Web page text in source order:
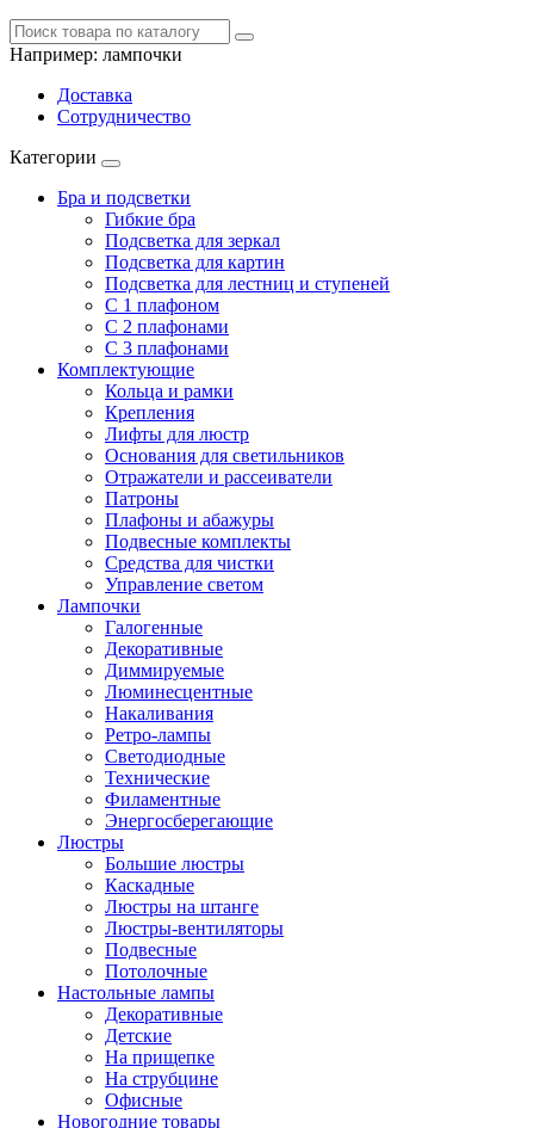
Например: лампочки
Доставка
Сотрудничество
Категории
Бра и подсветки
Гибкие бра
Подсветка для зеркал
Подсветка для картин
Подсветка для лестниц и ступеней
С 1 плафоном
С 2 плафонами
С 3 плафонами
Комплектующие
Кольца и рамки
Крепления
Лифты для люстр
Основания для светильников
Отражатели и рассеиватели
Патроны
Плафоны и абажуры
Подвесные комплекты
Средства для чистки
Управление светом
Лампочки
Галогенные
Декоративные
Диммируемые
Люминесцентные
Накаливания
Ретро-лампы
Светодиодные
Технические
Филаментные
Энергосберегающие
Люстры
Большие люстры
Каскадные
Люстры на штанге
Люстры-вентиляторы
Подвесные
Потолочные
Настольные лампы
Декоративные
Детские
На прищепке
На струбцине
Офисные
Новогодние товары